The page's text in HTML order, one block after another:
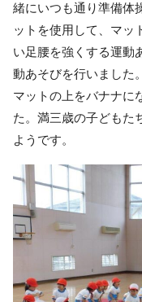
緒にいつも通り準備体
ットを使用して、マッ
い足腰を強くする運動
動あそびを行いました
マットの上をバナナに
た。満三歳の子どもた
ようです。